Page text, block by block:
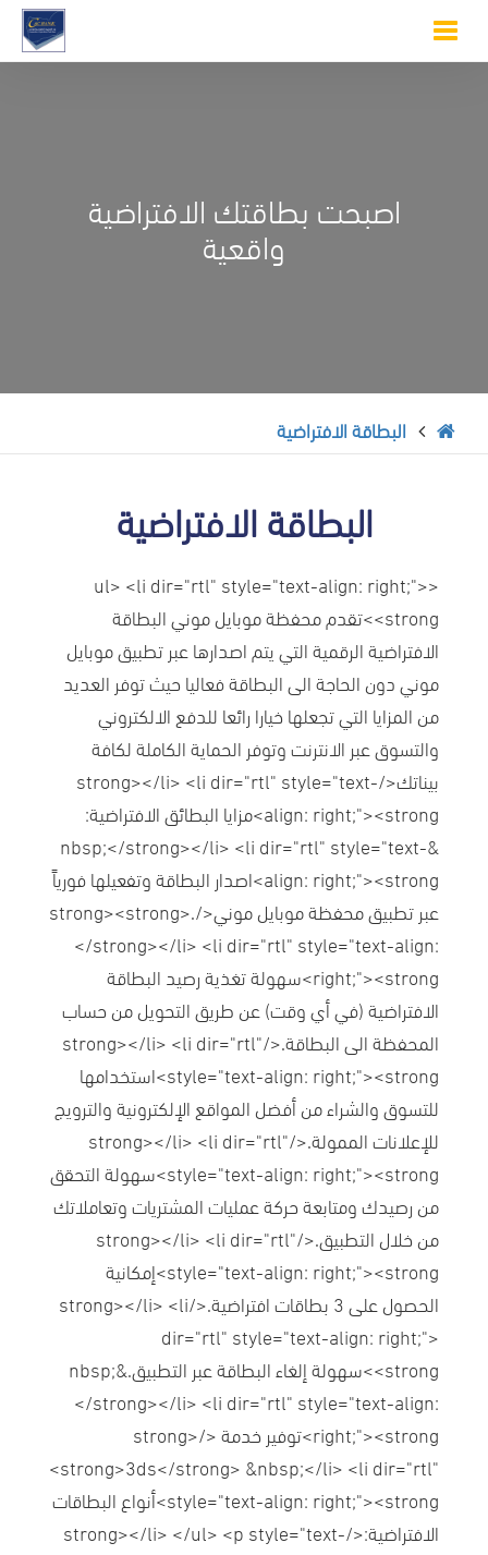
Toggle
navigation
اصبحت بطاقتك الافتراضية
واقعية
البطاقة الافتراضية
البطاقة الافتراضية
<ul> <li dir="rtl" style="text-align: right;">
<strong>تقدم محفظة موبايل موني البطاقة
الافتراضية الرقمية التي يتم اصدارها عبر تطبيق موبايل
موني دون الحاجة الى البطاقة فعاليا حيث توفر العديد
من المزايا التي تجعلها خيارا رائعا للدفع الالكتروني
والتسوق عبر الانترنت وتوفر الحماية الكاملة لكافة
بيناتك</strong></li> <li dir="rtl" style="text-
align: right;"><strong>مزايا البطائق الافتراضية:
&nbsp;</strong></li> <li dir="rtl" style="text-
align: right;"><strong>اصدار البطاقة وتفعيلها فورياً
عبر تطبيق محفظة موبايل موني</strong><strong>.
</strong></li> <li dir="rtl" style="text-align:
right;"><strong>سهولة تغذية رصيد البطاقة
الافتراضية (في أي وقت) عن طريق التحويل من حساب
المحفظة الى البطاقة.</strong></li> <li dir="rtl"
style="text-align: right;"><strong>استخدامها
للتسوق والشراء من أفضل المواقع الإلكترونية والترويج
للإعلانات الممولة.</strong></li> <li dir="rtl"
style="text-align: right;"><strong>سهولة التحقق
من رصيدك ومتابعة حركة عمليات المشتريات وتعاملاتك
من خلال التطبيق.</strong></li> <li dir="rtl"
style="text-align: right;"><strong>إمكانية
الحصول على 3 بطاقات افتراضية.</strong></li> <li
dir="rtl" style="text-align: right;">
<strong>سهولة إلغاء البطاقة عبر التطبيق.&nbsp;
</strong></li> <li dir="rtl" style="text-align:
right;"><strong>توفير خدمة </strong>
<strong>3ds</strong> &nbsp;</li> <li dir="rtl"
style="text-align: right;"><strong>أنواع البطاقات
الافتراضية:</strong></li> </ul> <p style="text-